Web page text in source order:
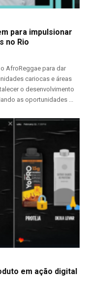
para impulsionar
no Rio
AfroReggae para dar
cariocas e áreas
o desenvolvimento
as oportunidades ...
em ação digital